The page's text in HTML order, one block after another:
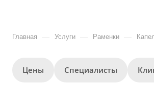
Главная — Услуги — Раменки —
Цены Специалисты